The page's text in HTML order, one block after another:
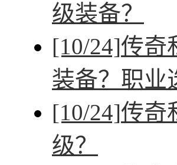
级装备？
[10/24]传奇
装备？职业
[10/24]传奇
级？